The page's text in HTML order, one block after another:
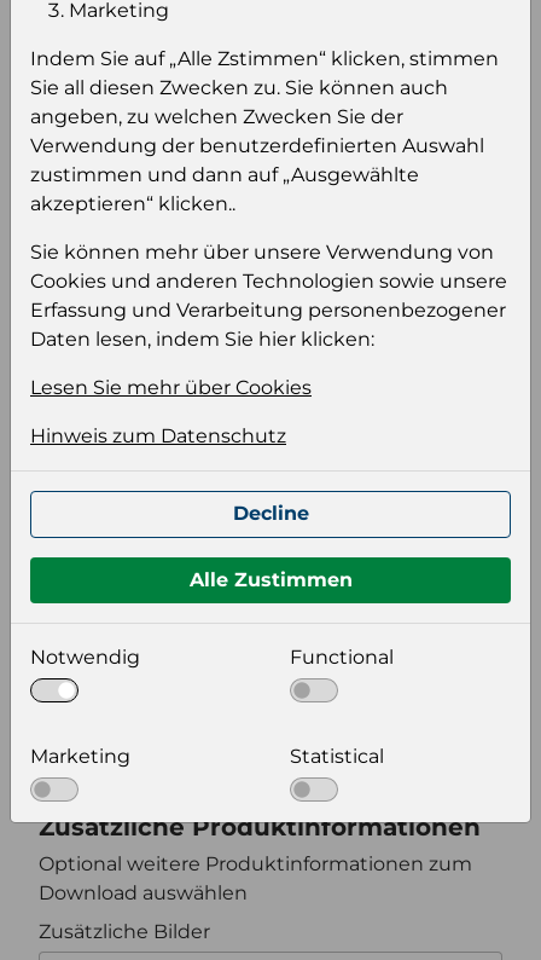
Sie müssen eingeloggt sein, um Preise zu
sehen und/oder dieses Produkt zu kaufen.
Einloggen Anmeldung für B2B Konto
Produktinformation
Ihre Produktdatei aus
Sprache
Keiner
Format auswählen
Bildeinstellungen
wählen Sie eine Auflösung für Ihr Bild aus
Zusätzliche Produktinformationen
Optional weitere Produktinformationen zum
Download auswählen
Zusätzliche Bilder
Marketing
Indem Sie auf „Alle Zstimmen“ klicken, stimmen
Sie all diesen Zwecken zu. Sie können auch
angeben, zu welchen Zwecken Sie der
Verwendung der benutzerdefinierten Auswahl
zustimmen und dann auf „Ausgewählte
akzeptieren“ klicken..
Sie können mehr über unsere Verwendung von
Cookies und anderen Technologien sowie unsere
Erfassung und Verarbeitung personenbezogener
Daten lesen, indem Sie hier klicken:
Lesen Sie mehr über Cookies
Hinweis zum Datenschutz
Decline
Alle Zustimmen
Notwendig Functional
Marketing Statistical